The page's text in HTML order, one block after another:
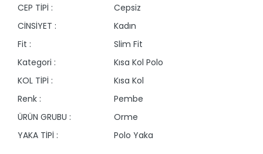
CEP TİPİ :
Cepsiz
CİNSİYET :
Kadın
Fit :
Slim Fit
Kategori :
Kısa Kol Polo
KOL TİPİ :
Kısa Kol
Renk :
Pembe
ÜRÜN GRUBU :
Orme
YAKA TİPİ :
Polo Yaka